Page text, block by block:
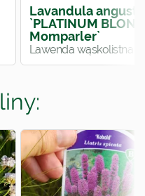
Lavandula
`PLATINUM
Momparler`
Lawenda wąskolistna